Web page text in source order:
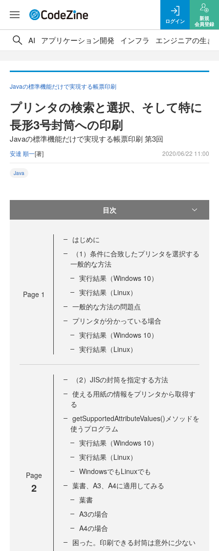
ログイン
新規
会員登録
AI アプリケーション開発 インフラ エンジニアの生き
Javaの標準機能だけで実現する帳票印刷
プリンタの検索と選択、そして特に
長形3号封筒への印刷
Javaの標準機能だけで実現する帳票印刷 第3回
安達 順一[著] 2020/06/22 11:00
Java
目次
Page 1
はじめに
（1）条件に合致したプリンタを選択する
一般的な方法
実行結果（Windows 10）
実行結果（Linux）
一般的な方法の問題点
プリンタが分かっている場合
実行結果（Windows 10）
実行結果（Linux）
Page
2
（2）JISの封筒を指定する方法
使える用紙の情報をプリンタから取得す
る
getSupportedAttributeValues()メソッドを
使うプログラム
実行結果（Windows 10）
実行結果（Linux）
WindowsでもLinuxでも
葉書、A3、A4に適用してみる
葉書
A3の場合
A4の場合
困った。印刷できる封筒は意外に少ない